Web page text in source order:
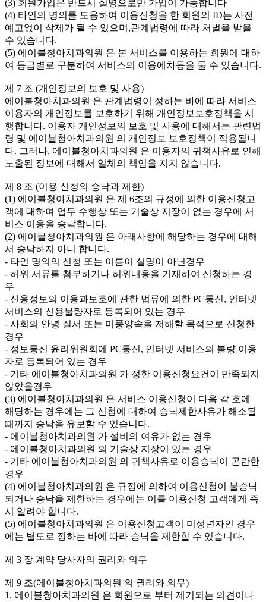
(3) 회원가입은 반드시 실명으로만 가입이 가능합니다
(4) 타인의 명의를 도용하여 이용신청을 한 회원의 ID는 사전
예고없이 삭제가 될 수 있으며,관계법령에 따라 처벌을 받을
수 있습니다.
(5) 에이블청아치과의원 은 본 서비스를 이용하는 회원에 대하
여 등급별로 구분하여 서비스의 이용에차등을 둘 수 있습니다.
제 7 조 (개인정보의 보호 및 사용)
에이블청아치과의원 은 관계법령이 정하는 바에 따라 서비스
이용자의 개인정보를 보호하기 위해 개인정보보호정책을 시
행합니다. 이용자 개인정보의 보호 및 사용에 대해서는 관련법
령 및 에이블청아치과의원 의 개인정보 보호정책이 적용됩니
다. 그러나, 에이블청아치과의원 은 이용자의 귀책사유로 인해
노출된 정보에 대해서 일체의 책임을 지지 않습니다.
제 8 조 (이용 신청의 승낙과 제한)
(1) 에이블청아치과의원 은 제 6조의 규정에 의한 이용신청고
객에 대하여 업무 수행상 또는 기술상 지장이 없는 경우에 서
비스 이용을 승낙합니다.
(2) 에이블청아치과의원 은 아래사항에 해당하는 경우에 대해
서 승낙하지 아니 합니다.
- 타인 명의의 신청 또는 이름이 실명이 아닌경우
- 허위 서류를 첨부하거나 허위내용을 기재하여 신청하는 경
우
- 신용정보의 이용과보호에 관한 법류에 의한 PC통신, 인터넷
서비스의 신용불량자로 등록되어 있는 경우
- 사회의 안녕 질서 또는 미풍양속을 저해할 목적으로 신청한
경우
- 정보통신 윤리위원회에 PC통신, 인터넷 서비스의 불량 이용
자로 등록되어 있는 경우
- 기타 에이블청아치과의원 가 정한 이용신청요건이 만족되지
않았을경우
(3) 에이블청아치과의원 은 서비스 이용신청이 다음 각 호에
해당하는 경우에는 그 신청에 대하여 승낙제한사유가 해소될
때까지 승낙을 유보할 수 있습니다.
- 에이블청아치과의원 가 설비의 여유가 없는 경우
- 에이블청아치과의원 의 기술상 지장이 있는 경우
- 기타 에이블청아치과의원 의 귀책사유로 이용승낙이 곤란한
경우
(4) 에이블청아치과의원 은 규정에 의하여 이용신청이 불승낙
되거나 승낙을 제한하는 경우에는 이를 이용신청 고객에게 즉
시 알려야 합니다.
(5) 에이블청아치과의원 은 이용신청고객이 미성년자인 경우
에는 별도로 정하는 바에 따라 승낙을 제한할 수 있습니다.
제 3 장 계약 당사자의 권리와 의무
제 9 조(에이블청아치과의원 의 권리와 의무)
1. 에이블청아치과의원 은 회원으로 부터 제기되는 의견이나